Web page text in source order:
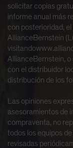
solicitar copias
informe anual más
con posterioridad,
AllianceBernstein
AllianceBernstein,
con el distribuidor
distribución de los
Las opiniones
asesoramientos de
compraventa, no
todos los equipos
revisadas